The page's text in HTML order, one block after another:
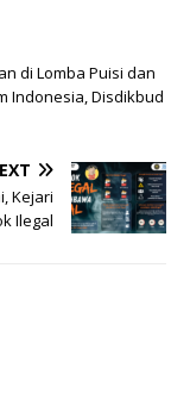
di Lomba Puisi dan
Indonesia, Disdikbud
Kejari
Ilegal